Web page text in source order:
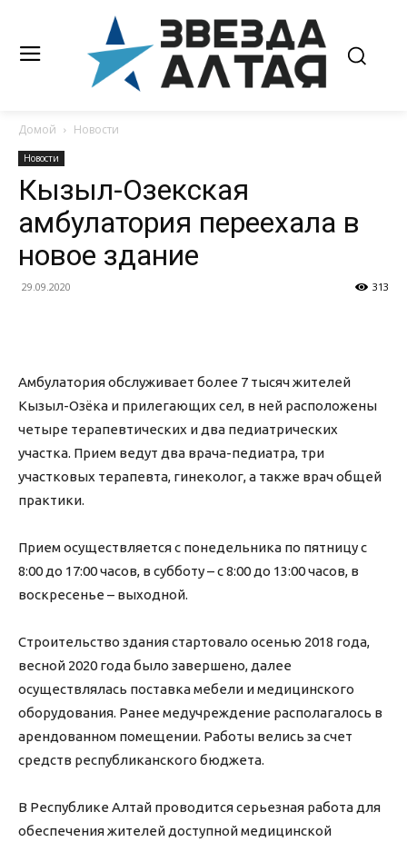
Домой Новости
Новости
Кызыл-Озекская
амбулатория переехала в
новое здание
29.09.2020 313
Амбулатория обслуживает более 7 тысяч жителей
Кызыл-Озёка и прилегающих сел, в ней расположены
четыре терапевтических и два педиатрических
участка. Прием ведут два врача-педиатра, три
участковых терапевта, гинеколог, а также врач общей
практики.
Прием осуществляется с понедельника по пятницу с
8:00 до 17:00 часов, в субботу – с 8:00 до 13:00 часов, в
воскресенье – выходной.
Строительство здания стартовало осенью 2018 года,
весной 2020 года было завершено, далее
осуществлялась поставка мебели и медицинского
оборудования. Ранее медучреждение располагалось в
арендованном помещении. Работы велись за счет
средств республиканского бюджета.
В Республике Алтай проводится серьезная работа для
обеспечения жителей доступной медицинской